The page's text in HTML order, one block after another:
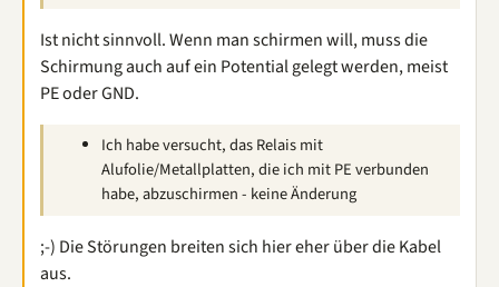
Ist nicht sinnvoll. Wenn man schirmen will, muss die
Schirmung auch auf ein Potential gelegt werden, meist
PE oder GND.
Ich habe versucht, das Relais mit
Alufolie/Metallplatten, die ich mit PE verbunden
habe, abzuschirmen - keine Änderung
;-) Die Störungen breiten sich hier eher über die Kabel
aus.